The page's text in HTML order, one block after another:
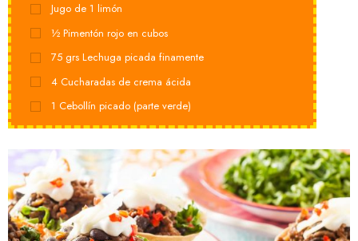
Jugo de 1 limón
½ Pimentón rojo en cubos
75 grs Lechuga picada finamente
4 Cucharadas de crema ácida
1 Cebollín picado (parte verde)